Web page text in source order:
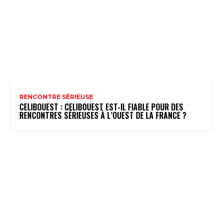
RENCONTRE SÉRIEUSE
CELIBOUEST : CELIBOUEST EST-IL FIABLE POUR DES
RENCONTRES SÉRIEUSES À L’OUEST DE LA FRANCE ?